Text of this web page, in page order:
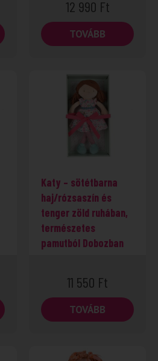
12 990 Ft
TOVÁBB
Katy – sötétbarna
haj/rózsaszín és
tenger zöld ruhában,
természetes
pamutból Dobozban
11 550 Ft
TOVÁBB